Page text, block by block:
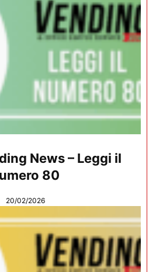
News – Leggi il
80
20/02/2026